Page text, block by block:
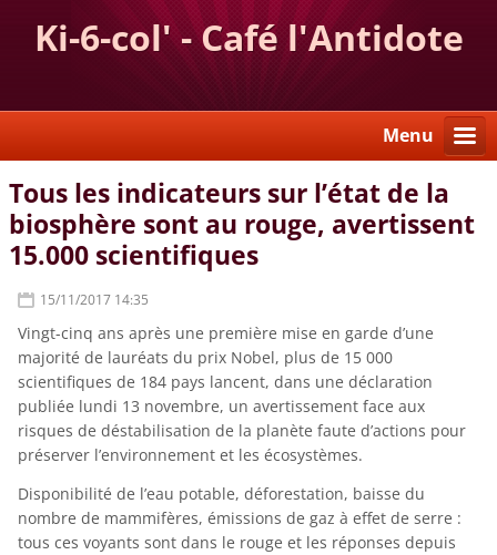
Ki-6-col' - Café l'Antidote
Menu
Tous les indicateurs sur l’état de la
biosphère sont au rouge, avertissent
15.000 scientifiques
15/11/2017 14:35
Vingt-cinq ans après une première mise en garde d’une
majorité de lauréats du prix Nobel, plus de 15 000
scientifiques de 184 pays lancent, dans une déclaration
publiée lundi 13 novembre, un avertissement face aux
risques de déstabilisation de la planète faute d’actions pour
préserver l’environnement et les écosystèmes.
Disponibilité de l’eau potable, déforestation, baisse du
nombre de mammifères, émissions de gaz à effet de serre :
tous ces voyants sont dans le rouge et les réponses depuis